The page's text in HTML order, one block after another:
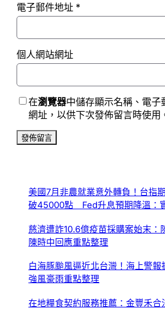
電子郵件地址 *
個人網站網址
在瀏覽器中儲存顯示名稱、電
網址，以供下次發佈留言時使用
美國7月非農就業意外轉負！台指
破45000點 Fed升息預期降溫：
慈濟遭詐10.6億疫苗採購案始末：
陳時中回應重點整理
白海豚颱風逼近北台灣！海上警
強風豪雨重點整理
在地糧食契約服務推薦：金豐禾合